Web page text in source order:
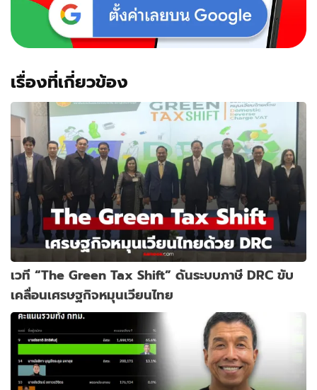
เรื่องที่เกี่ยวข้อง
เวที “The Green Tax Shift” ดันระบบภาษี DRC ขับ
เคลื่อนเศรษฐกิจหมุนเวียนไทย